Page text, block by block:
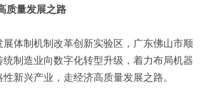
质量发展之路
体制机制改革创新实验区，广东佛山市顺
制造业向数字化转型升级，着力布局机器
新兴产业，走经济高质量发展之路。